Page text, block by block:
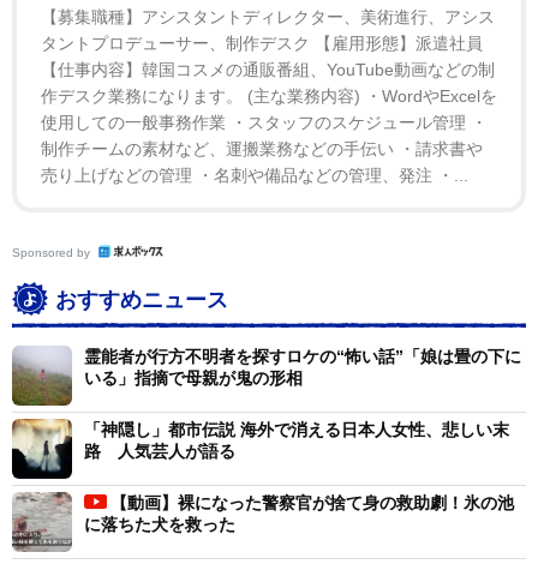
バーは、帽子をかぶってチャーター機のタラップを降
り、当時１泊数十万円という都心にあるホテルのスイー
トルームに宿泊した。身の回りの世話をした「オリバー
番」は、テレビ制作会社のアシスタント・ディレクター
で当時２５歳の伊藤輝夫。後のテリー伊藤だった。
面した時に『康さん、あれはただのサルですよ』と言わ
れたんだけど、一方で彼は『テレビは何でもできる』と
いう面白さが分かって自信を持った。その後、テリー君
は『天才たけしの元気が出るテレビ』という番組をヒッ
トさせて、一躍、男を上げた」と、テレビマンとして開
眼した契機の一つとなったと指摘する。
予期せぬことも起きた。「オリバー君の子どもを産み
たい」という女性が現われたのだ。
【募集職種】アシスタントディレクター、美術進行、アシス
タントプロデューサー、制作デスク 【雇用形態】派遣社員
【仕事内容】韓国コスメの通販番組、YouTube動画などの制
作デスク業務になります。 (主な業務内容) ・WordやExcelを
使用しての一般事務作業 ・スタッフのスケジュール管理 ・
制作チームの素材など、運搬業務などの手伝い ・請求書や
売り上げなどの管理 ・名刺や備品などの管理、発注 ・...
Sponsored by
おすすめニュース
霊能者が行方不明者を探すロケの“怖い話”「娘は畳の下に
いる」指摘で母親が鬼の形相
「神隠し」都市伝説 海外で消える日本人女性、悲しい末
路 人気芸人が語る
【動画】裸になった警察官が捨て身の救助劇！氷の池
に落ちた犬を救った